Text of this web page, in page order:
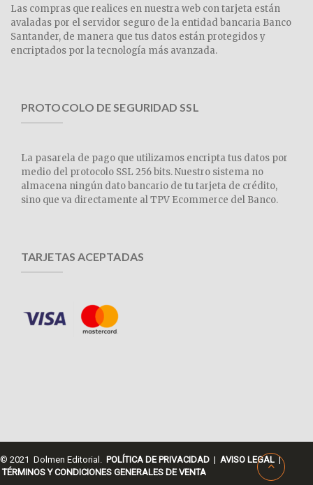
Las compras que realices en nuestra web con tarjeta están
avaladas por el servidor seguro de la entidad bancaria Banco
Santander, de manera que tus datos están protegidos y
encriptados por la tecnología más avanzada.
PROTOCOLO DE SEGURIDAD SSL
La pasarela de pago que utilizamos encripta tus datos por
medio del protocolo SSL 256 bits. Nuestro sistema no
almacena ningún dato bancario de tu tarjeta de crédito,
sino que va directamente al TPV Ecommerce del Banco.
TARJETAS ACEPTADAS
© 2021 Dolmen Editorial. POLÍTICA DE PRIVACIDAD | AVISO LEGAL |
TÉRMINOS Y CONDICIONES GENERALES DE VENTA